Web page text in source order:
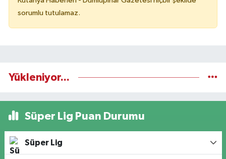
sorumlu tutulamaz.
Yükleniyor...
Süper Lig Puan Durumu
Süper Lig